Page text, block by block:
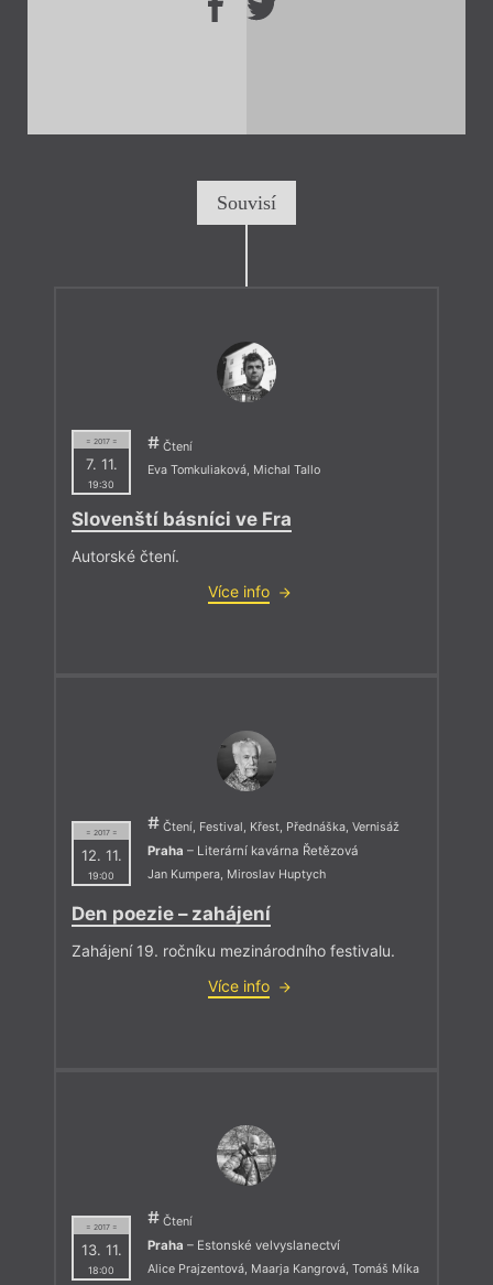
Souvisí
= 2017 =
7. 11.
19:30
Čtení
Eva Tomkuliaková Michal Tallo
Slovenští básníci ve Fra
Autorské čtení.
Více info
= 2017 =
12. 11.
19:00
Čtení, Festival, Křest, Přednáška, Vernisáž
Praha – Literární kavárna Řetězová
Jan Kumpera, Miroslav Huptych
Den poezie – zahájení
Zahájení 19. ročníku mezinárodního festivalu.
Více info
= 2017 =
13. 11.
18:00
Čtení
Praha – Estonské velvyslanectví
Alice Prajzentová, Maarja Kangrová, Tomáš Míka